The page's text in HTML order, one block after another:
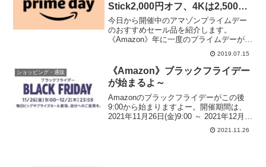
Stick2,000円オフ、4Kは2,500円
オフ、Fire7 キッズモデルは初セ
ールで4,000円オフ！
今日から開催中のアマゾンプライムデー
のおすすめセール品を紹介します。
《Amazon》年に一度のプライムデーが始
まるよー 7/15(月)午前0時スタート！d払
いを使えば最大24%ポイント還元！Fire
TV Stickは2,000円オフFir...
2019.07.15
ショッピング・通販
《Amazon》ブラックフライデー
が始まるよ～
Amazonのブラックフライデーがこの後
9:00から始まりますよー。開催期間は、
2021年11月26日(金)9:00 ～ 2021年12月2
日(木)23:59ポイントアップキャンペーン
は下記のページからエントリーしてくだ
2021.11.26